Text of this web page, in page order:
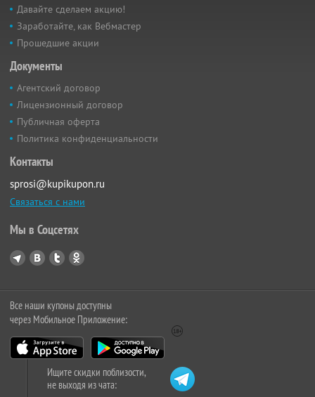
Давайте сделаем акцию!
Заработайте, как Вебмастер
Прошедшие акции
Документы
Агентский договор
Лицензионный договор
Публичная оферта
Политика конфиденциальности
Контакты
sprosi@kupikupon.ru
Связаться с нами
Мы в Соцсетях
Все наши купоны доступны
через Мобильное Приложение:
Ищите скидки поблизости,
не выходя из чата: